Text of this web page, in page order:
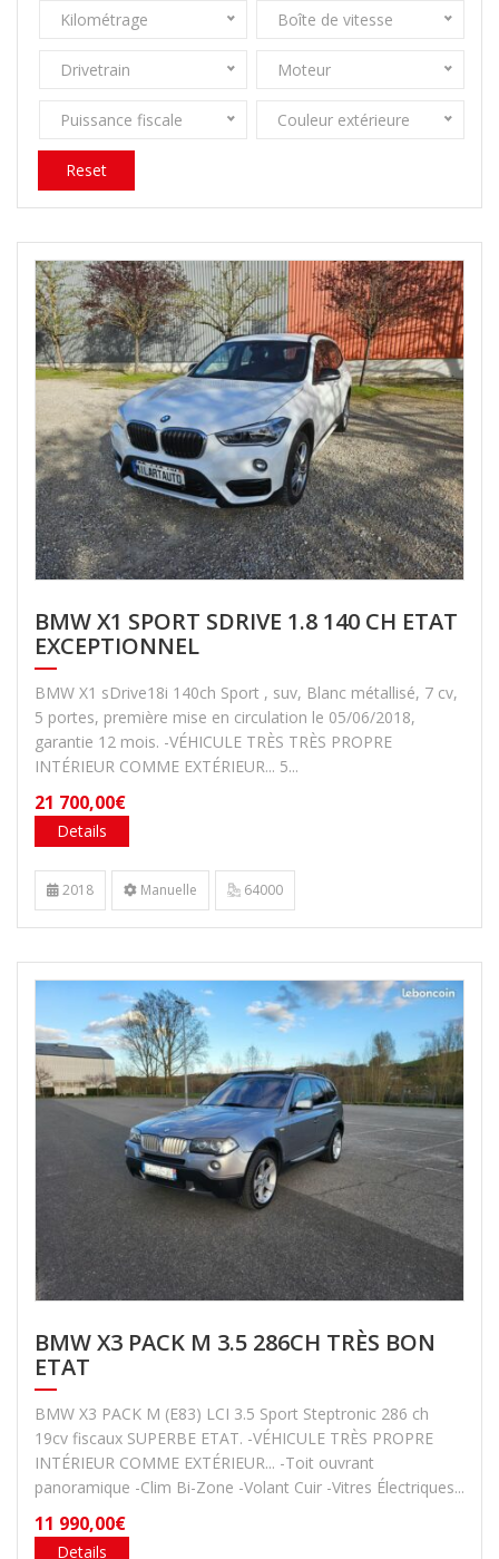
Kilométrage Boîte de vitesse
Drivetrain Moteur
Puissance fiscale Couleur extérieure
Reset
BMW X1 SPORT SDRIVE 1.8 140 CH ETAT
EXCEPTIONNEL
BMW X1 sDrive18i 140ch Sport , suv, Blanc métallisé, 7 cv,
5 portes, première mise en circulation le 05/06/2018,
garantie 12 mois. -VÉHICULE TRÈS TRÈS PROPRE
INTÉRIEUR COMME EXTÉRIEUR... 5...
21 700,00€
Details
2018 Manuelle 64000
BMW X3 PACK M 3.5 286CH TRÈS BON
ETAT
BMW X3 PACK M (E83) LCI 3.5 Sport Steptronic 286 ch
19cv fiscaux SUPERBE ETAT. -VÉHICULE TRÈS PROPRE
INTÉRIEUR COMME EXTÉRIEUR... -Toit ouvrant
panoramique -Clim Bi-Zone -Volant Cuir -Vitres Électriques...
11 990,00€
Details